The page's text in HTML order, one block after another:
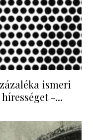
ismeri
-...